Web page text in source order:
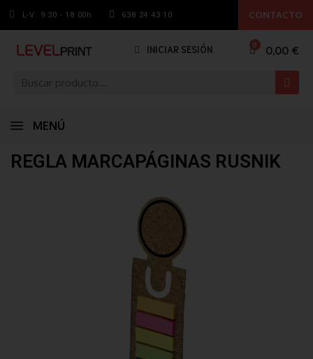
L-V: 9.30 - 18:00h 638 24 43 10 CONTACTO
INICIAR SESIÓN 0,00 €
MENÚ
REGLA MARCAPÁGINAS RUSNIK